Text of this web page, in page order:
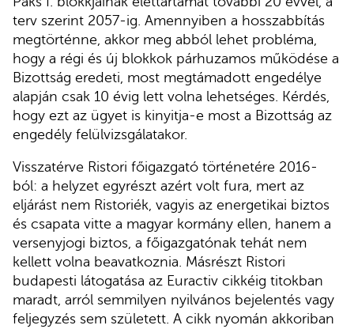
terv szerint 2057-ig. Amennyiben a hosszabbítás
megtörténne, akkor meg abból lehet probléma,
hogy a régi és új blokkok párhuzamos működése a
Bizottság eredeti, most megtámadott engedélye
alapján csak 10 évig lett volna lehetséges. Kérdés,
hogy ezt az ügyet is kinyitja-e most a Bizottság az
engedély felülvizsgálatakor.
Visszatérve Ristori főigazgató történetére 2016-
ból: a helyzet egyrészt azért volt fura, mert az
eljárást nem Ristoriék, vagyis az energetikai biztos
és csapata vitte a magyar kormány ellen, hanem a
versenyjogi biztos, a főigazgatónak tehát nem
kellett volna beavatkoznia. Másrészt Ristori
budapesti látogatása az Euractiv cikkéig titokban
maradt, arról semmilyen nyilvános bejelentés vagy
feljegyzés sem született. A cikk nyomán akkoriban